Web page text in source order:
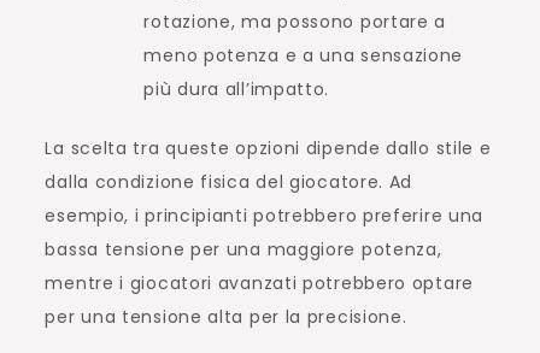
rotazione, ma possono portare a
meno potenza e a una sensazione
più dura all’impatto.
La scelta tra queste opzioni dipende dallo stile e
dalla condizione fisica del giocatore. Ad
esempio, i principianti potrebbero preferire una
bassa tensione per una maggiore potenza,
mentre i giocatori avanzati potrebbero optare
per una tensione alta per la precisione.